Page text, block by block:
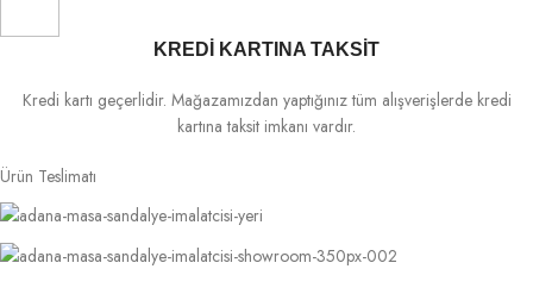
KREDİ KARTINA TAKSİT
Kredi kartı geçerlidir. Mağazamızdan yaptığınız tüm alışverişlerde kredi
kartına taksit imkanı vardır.
Ürün Teslimatı